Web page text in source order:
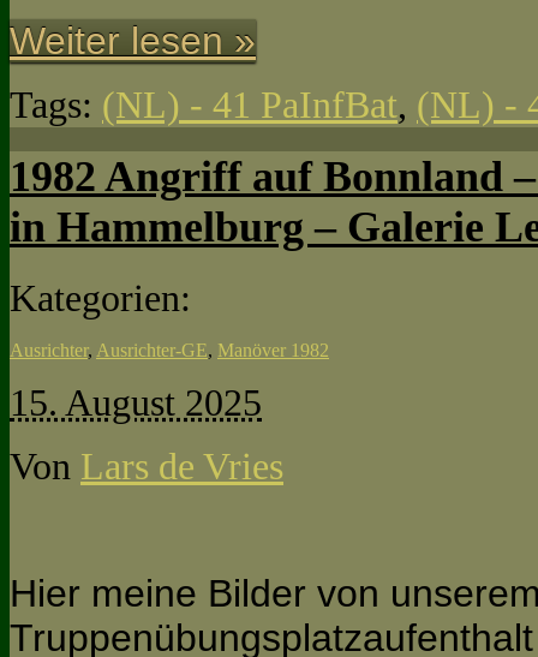
Weiter lesen »
Tags: (NL) - 41 PaInfBat, (NL) -
1982 Angriff auf Bonnland
in Hammelburg – Galerie
Kategorien:
Ausrichter, Ausrichter-GE, Manöver 1982
15. August 2025
Von Lars de Vries
Hier meine Bilder von